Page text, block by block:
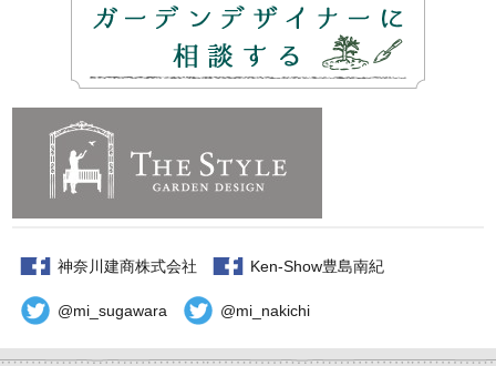
神奈川建商株式会社 Ken-Show豊島南紀
@mi_sugawara @mi_nakichi